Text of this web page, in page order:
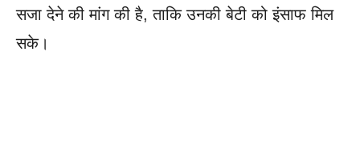
सजा देने की मांग की है, ताकि उनकी बेटी को इंसाफ मिल
सके।